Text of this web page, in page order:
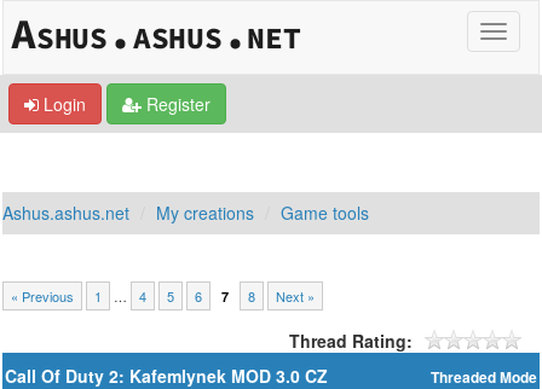
Login Register
Ashus.ashus.net My creations Game tools
« Previous 1 … 4 5 6 7 8 Next »
Thread Rating:
Threaded Mode
Call Of Duty 2: Kafemlynek MOD 3.0 CZ